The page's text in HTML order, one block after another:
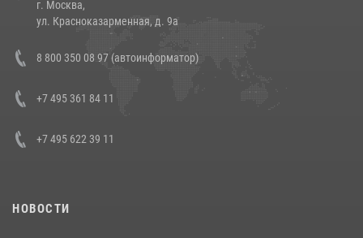
14 июля 2026, 12:20
В Росгвардии прошла военно-научная конференция по обобщению
боевого опыта
г. Москва,
ул. Красноказарменная, д. 9а
8 800 350 08 97 (автоинформатор)
+7 495 361 84 11
+7 495 622 39 11
НОВОСТИ